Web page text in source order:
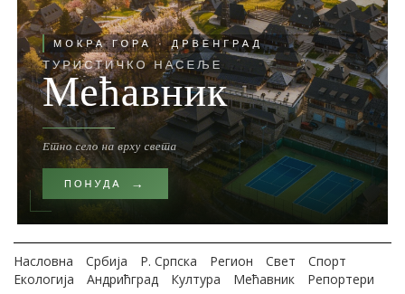
Насловна Србија Р. Српска Регион Свет
Спорт
Екологија
Андрићград Култура Мећавник Репортери